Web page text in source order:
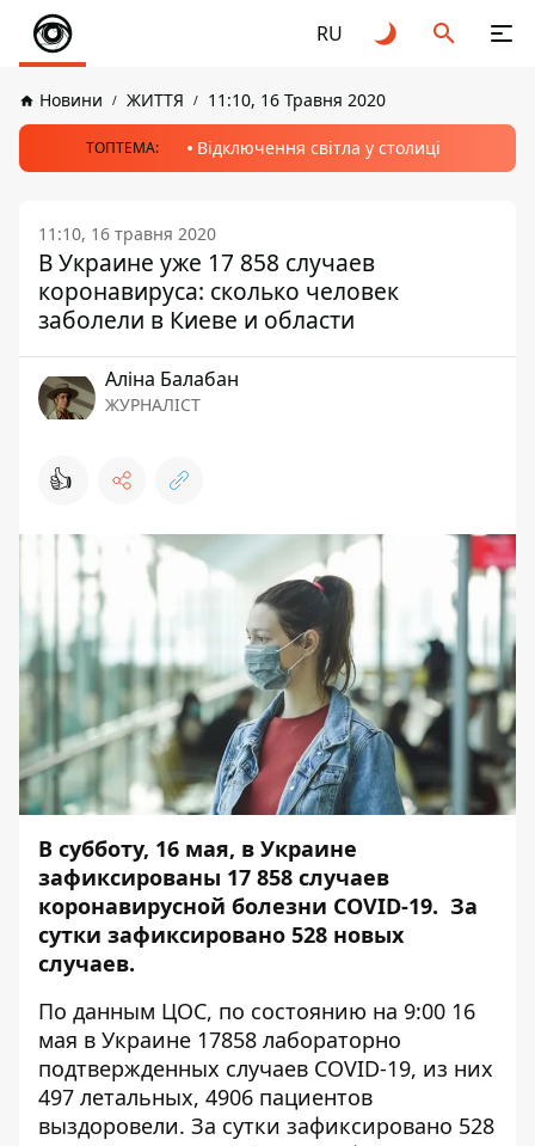
RU
Новини ЖИТТЯ 11:10, 16 Травня 2020
ТОПТЕМА: Відключення світла у столиці
11:10, 16 травня 2020
В Украине уже 17 858 случаев
коронавируса: сколько человек
заболели в Киеве и области
Аліна Балабан
ЖУРНАЛІСТ
👍
В субботу, 16 мая, в Украине
зафиксированы 17 858 случаев
коронавирусной болезни COVID-19. За
сутки зафиксировано 528 новых
случаев.
По данным ЦОС, по состоянию на 9:00 16
мая в Украине 17858 лабораторно
подтвержденных случаев COVID-19, из них
497 летальных, 4906 пациентов
выздоровели. За сутки зафиксировано 528